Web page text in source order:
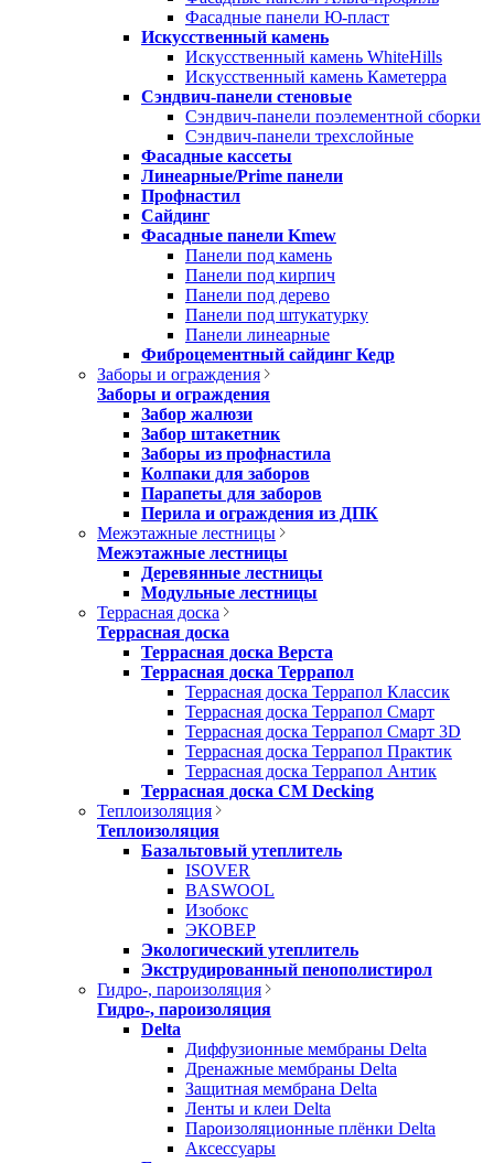
Фасадные панели Ю-пласт
Искусственный камень
Искусственный камень WhiteHills
Искусственный камень Каметерра
Сэндвич-панели стеновые
Сэндвич-панели поэлементной сборки
Сэндвич-панели трехслойные
Фасадные кассеты
Линеарные/Prime панели
Профнастил
Сайдинг
Фасадные панели Kmew
Панели под камень
Панели под кирпич
Панели под дерево
Панели под штукатурку
Панели линеарные
Фиброцементный сайдинг Кедр
Заборы и ограждения
Заборы и ограждения
Забор жалюзи
Забор штакетник
Заборы из профнастила
Колпаки для заборов
Парапеты для заборов
Перила и ограждения из ДПК
Межэтажные лестницы
Межэтажные лестницы
Деревянные лестницы
Модульные лестницы
Террасная доска
Террасная доска
Террасная доска Верста
Террасная доска Террапол
Террасная доска Террапол Классик
Террасная доска Террапол Смарт
Террасная доска Террапол Смарт 3D
Террасная доска Террапол Практик
Террасная доска Террапол Антик
Террасная доска CM Decking
Теплоизоляция
Теплоизоляция
Базальтовый утеплитель
ISOVER
BASWOOL
Изобокс
ЭКОВЕР
Экологический утеплитель
Экструдированный пенополистирол
Гидро-, пароизоляция
Гидро-, пароизоляция
Delta
Диффузионные мембраны Delta
Дренажные мембраны Delta
Защитная мембрана Delta
Ленты и клеи Delta
Пароизоляционные плёнки Delta
Аксессуары